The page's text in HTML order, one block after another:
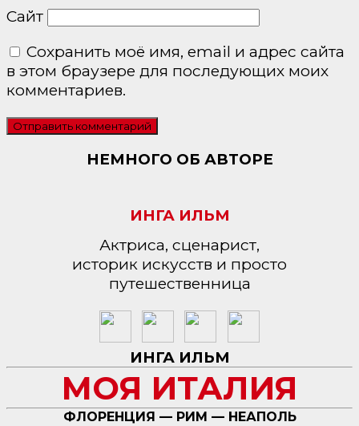
Сайт
Сохранить моё имя, email и адрес сайта
в этом браузере для последующих моих
комментариев.
НЕМНОГО ОБ АВТОРЕ
ИНГА ИЛЬМ
Актриса, сценарист,
историк искусств и просто
путешественница
ИНГА ИЛЬМ
МОЯ ИТАЛИЯ
ФЛОРЕНЦИЯ — РИМ — НЕАПОЛЬ